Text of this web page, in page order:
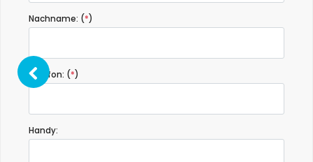
Nachname: (*)
Telefon: (*)
Handy: